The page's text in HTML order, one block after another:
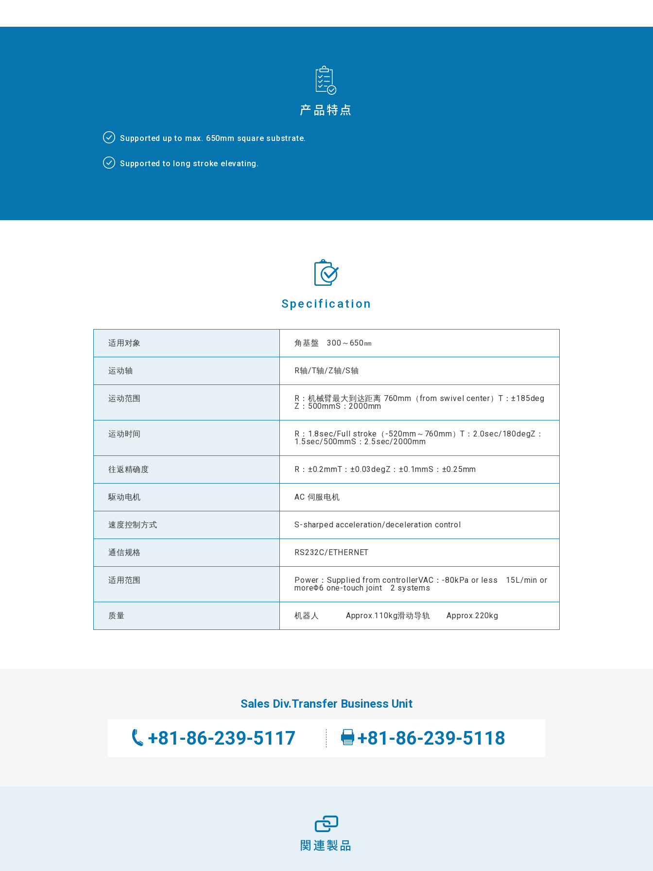
产品特点
###
Supported up to max. 650mm square substrate.
###
Supported to long stroke elevating.
Specification
适用对象 角基盤 300～650㎜
运动轴 R轴/T轴/Z轴/S轴
运动范围
R：机械臂最大到达距离 760mm（from swivel center）T：±185deg
Z：500mmS：2000mm
运动时间
R：1.8sec/Full stroke（-520mm～760mm）T：2.0sec/180degZ：
1.5sec/500mmS：2.5sec/2000mm
往返精确度 R：±0.2mmT：±0.03degZ：±0.1mmS：±0.25mm
駆动电机 AC 伺服电机
速度控制方式 S-sharped acceleration/deceleration control
通信规格 RS232C/ETHERNET
适用范围
Power：Supplied from controllerVAC：-80kPa or less 15L/min or
moreΦ6 one-touch joint 2 systems
质量 机器人 Approx.110kg滑动导轨 Approx.220kg
Sales Div.Transfer Business Unit
+81-86-239-5117 +81-86-239-5118
関連製品